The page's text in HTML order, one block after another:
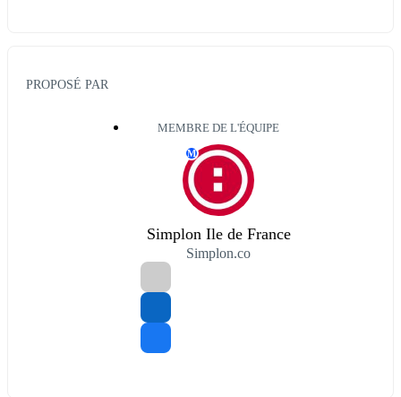
PROPOSÉ PAR
MEMBRE DE L'ÉQUIPE
M
Simplon Ile de France
Simplon.co